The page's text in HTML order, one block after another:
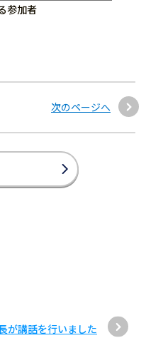
参加者
次のページへ
が講話を行いました